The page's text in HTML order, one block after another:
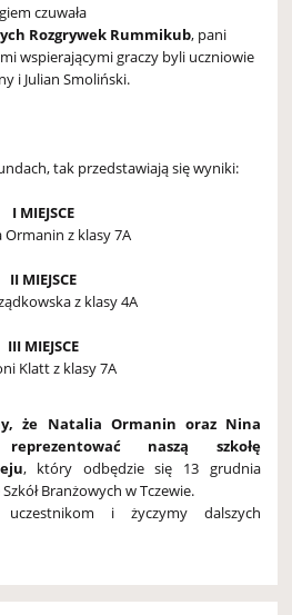
czuwała
Rozgrywek Rummikub, pani
wspierającymi graczy byli uczniowie
i Julian Smoliński.
tak przedstawiają się wyniki:
I MIEJSCE
Ormanin z klasy 7A
II MIEJSCE
z klasy 4A
III MIEJSCE
Klatt z klasy 7A
że Natalia Ormanin oraz Nina
naszą szkołę
, który odbędzie się 13 grudnia
Branżowych w Tczewie.
uczestnikom i życzymy dalszych